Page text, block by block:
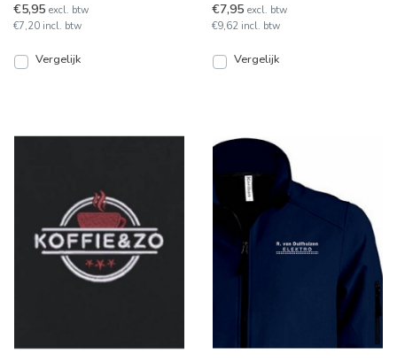
krijgt hierdoor e
€5,95 excl. btw
€7,20 incl. btw
Vergelijk
krijgt hierdoor e
€7,95 excl. btw
€9,62 incl. btw
Vergelijk